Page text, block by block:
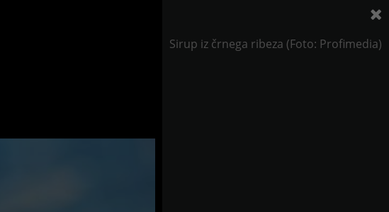
Sirup iz črnega ribeza (Foto: Profimedia)